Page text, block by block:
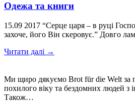
Одежа та книги
15.09 2017 “Серце царя – в руці
захоче, його Він скеровує.” Довго
Читати далі →
Ми щиро дякуємо Brot für die Welt за
похилого віку та бездомних людей з
Також…